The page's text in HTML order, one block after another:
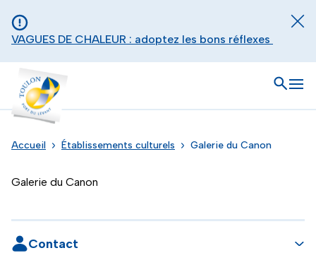
VAGUES DE CHALEUR : adoptez les bons réflexes
Toulon - Port du levant, retour à l'accueil
Ouvrir
Accueil Établissements culturels Galerie du Canon
Galerie du Canon
Contact